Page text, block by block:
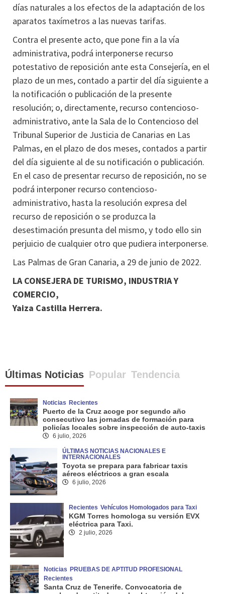
días naturales a los efectos de la adaptación de los
aparatos taxímetros a las nuevas tarifas.
Contra el presente acto, que pone fin a la vía
administrativa, podrá interponerse recurso
potestativo de reposición ante esta Consejería, en el
plazo de un mes, contado a partir del día siguiente a
la notificación o publicación de la presente
resolución; o, directamente, recurso contencioso-
administrativo, ante la Sala de lo Contencioso del
Tribunal Superior de Justicia de Canarias en Las
Palmas, en el plazo de dos meses, contados a partir
del día siguiente al de su notificación o publicación.
En el caso de presentar recurso de reposición, no se
podrá interponer recurso contencioso-
administrativo, hasta la resolución expresa del
recurso de reposición o se produzca la
desestimación presunta del mismo, y todo ello sin
perjuicio de cualquier otro que pudiera interponerse.
Las Palmas de Gran Canaria, a 29 de junio de 2022.
LA CONSEJERA DE TURISMO, INDUSTRIA Y
COMERCIO,
Yaiza Castilla Herrera.
Últimas Noticias Popular Tendencia
Noticias Recientes
Puerto de la Cruz acoge por segundo año
consecutivo las jornadas de formación para
policías locales sobre inspección de auto-taxis
6 julio, 2026
ÚLTIMAS NOTICIAS NACIONALES E
INTERNACIONALES
Toyota se prepara para fabricar taxis
aéreos eléctricos a gran escala
6 julio, 2026
Recientes Vehículos Homologados para Taxi
KGM Torres homologa su versión EVX
eléctrica para Taxi.
2 julio, 2026
Noticias PRUEBAS DE APTITUD PROFESIONAL
Recientes
Santa Cruz de Tenerife. Convocatoria de